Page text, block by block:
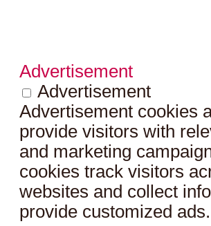
Advertisement
Advertisement
Advertisement cookies
provide visitors with
and marketing
cookies track visitors
websites and collect
provide customized ads.